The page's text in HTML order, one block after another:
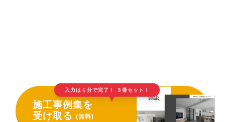
入力は１分で完了！ ３冊セット！
▲
施工事例集を
受け取る(無料)